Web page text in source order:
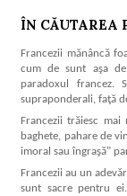
ÎN CĂUTAREA
Francezii mănâncă
cum de sunt aşa
paradoxul francez.
supraponderali, faţă
Francezii trăiesc
baghete, pahare de
imoral sau îngraşă"
Francezii au un
sunt sacre pentru